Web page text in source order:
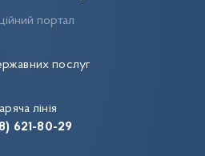
послуг
портал
Гаряча лінія
621-80-29